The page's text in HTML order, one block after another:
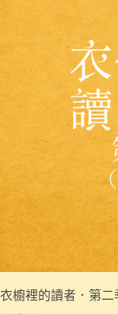
衣櫥裡的讀者．第二